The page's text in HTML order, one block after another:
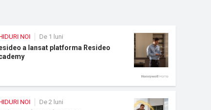
NOI De 1 luni
a lansat platforma Resideo
NOI De 2 luni